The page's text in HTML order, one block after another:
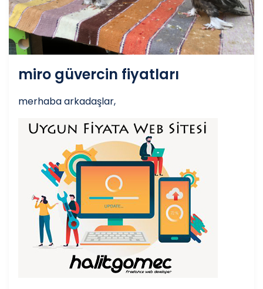
miro güvercin fiyatları
merhaba arkadaşlar,